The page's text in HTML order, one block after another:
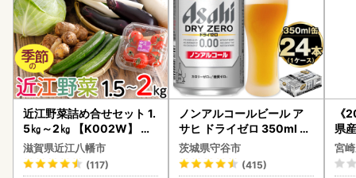
近江野菜詰め合せセット 1.
5㎏～2㎏ 【K002W】 野
菜 旬 新鮮
滋賀県近江八幡市
(117)
ノンアルコールビール ア
サヒ ドライゼロ 350ml 24
本 ノンアル ビール asashi
守谷市
茨城県守谷市
(415)
《
県
セ
宮